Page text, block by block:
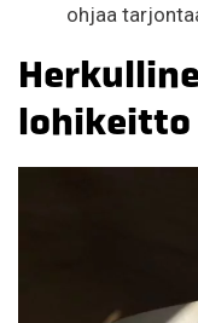
ohjaa
lohikeitto